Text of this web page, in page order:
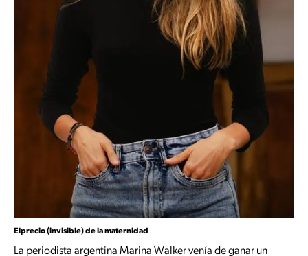
Elprecio (invisible) de la maternidad
La periodista argentina Marina Walker venía de ganar un